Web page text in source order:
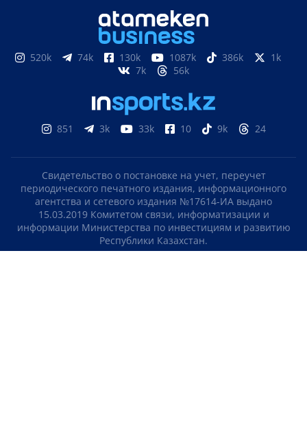
520k 74k 130k 1087k 386k
1k
7k
56k
851 3k 33k 10 9k 24
Свидетельство о постановке на учет, переучет
периодического печатного издания, информационного
агентства и сетевого издания №17614-ИА выдано
15.03.2019 Комитетом связи, информатизации и
информации Министерства по инвестициям и развитию
Республики Казахстан.